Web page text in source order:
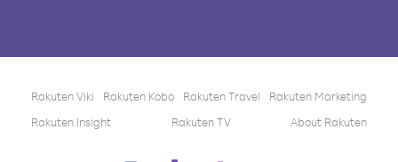
Rakuten Viki Rakuten Kobo Rakuten Travel
Rakuten Marketing
Rakuten Insight
Rakuten TV About Rakuten